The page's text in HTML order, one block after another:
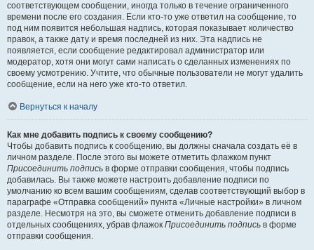
соответствующем сообщении, иногда только в течение ограниченного
времени после его создания. Если кто-то уже ответил на сообщение, то
под ним появится небольшая надпись, которая показывает количество
правок, а также дату и время последней из них. Эта надпись не
появляется, если сообщение редактировал администратор или
модератор, хотя они могут сами написать о сделанных изменениях по
своему усмотрению. Учтите, что обычные пользователи не могут удалить
сообщение, если на него уже кто-то ответил.
Вернуться к началу
Как мне добавить подпись к своему сообщению?
Чтобы добавить подпись к сообщению, вы должны сначала создать её в
личном разделе. После этого вы можете отметить флажком пункт
Присоединить подпись в форме отправки сообщения, чтобы подпись
добавилась. Вы также можете настроить добавление подписи по
умолчанию ко всем вашим сообщениям, сделав соответствующий выбор в
параграфе «Отправка сообщений» пункта «Личные настройки» в личном
разделе. Несмотря на это, вы сможете отменить добавление подписи в
отдельных сообщениях, убрав флажок Присоединить подпись в форме
отправки сообщения.